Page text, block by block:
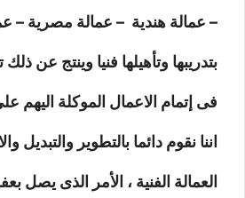
– عمالة هندية – عمالة مصرية –
بتدريبها وتأهيلها فنيا وينتج عن
فى إتمام الاعمال الموكلة اليهم
اننا نقوم دائما بالتطوير والتبديل
العمالة الفنية ، الأمر الذى يصل